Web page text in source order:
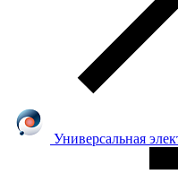
Универсальная